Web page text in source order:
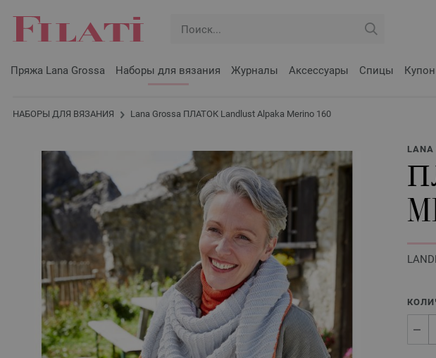
Пряжа Lana Grossa Наборы для вязания Журналы Аксессуары Спицы
НАБОРЫ ДЛЯ ВЯЗАНИЯ Lana Grossa ПЛАТОК Landlust Alpaka Merino 160
LANA